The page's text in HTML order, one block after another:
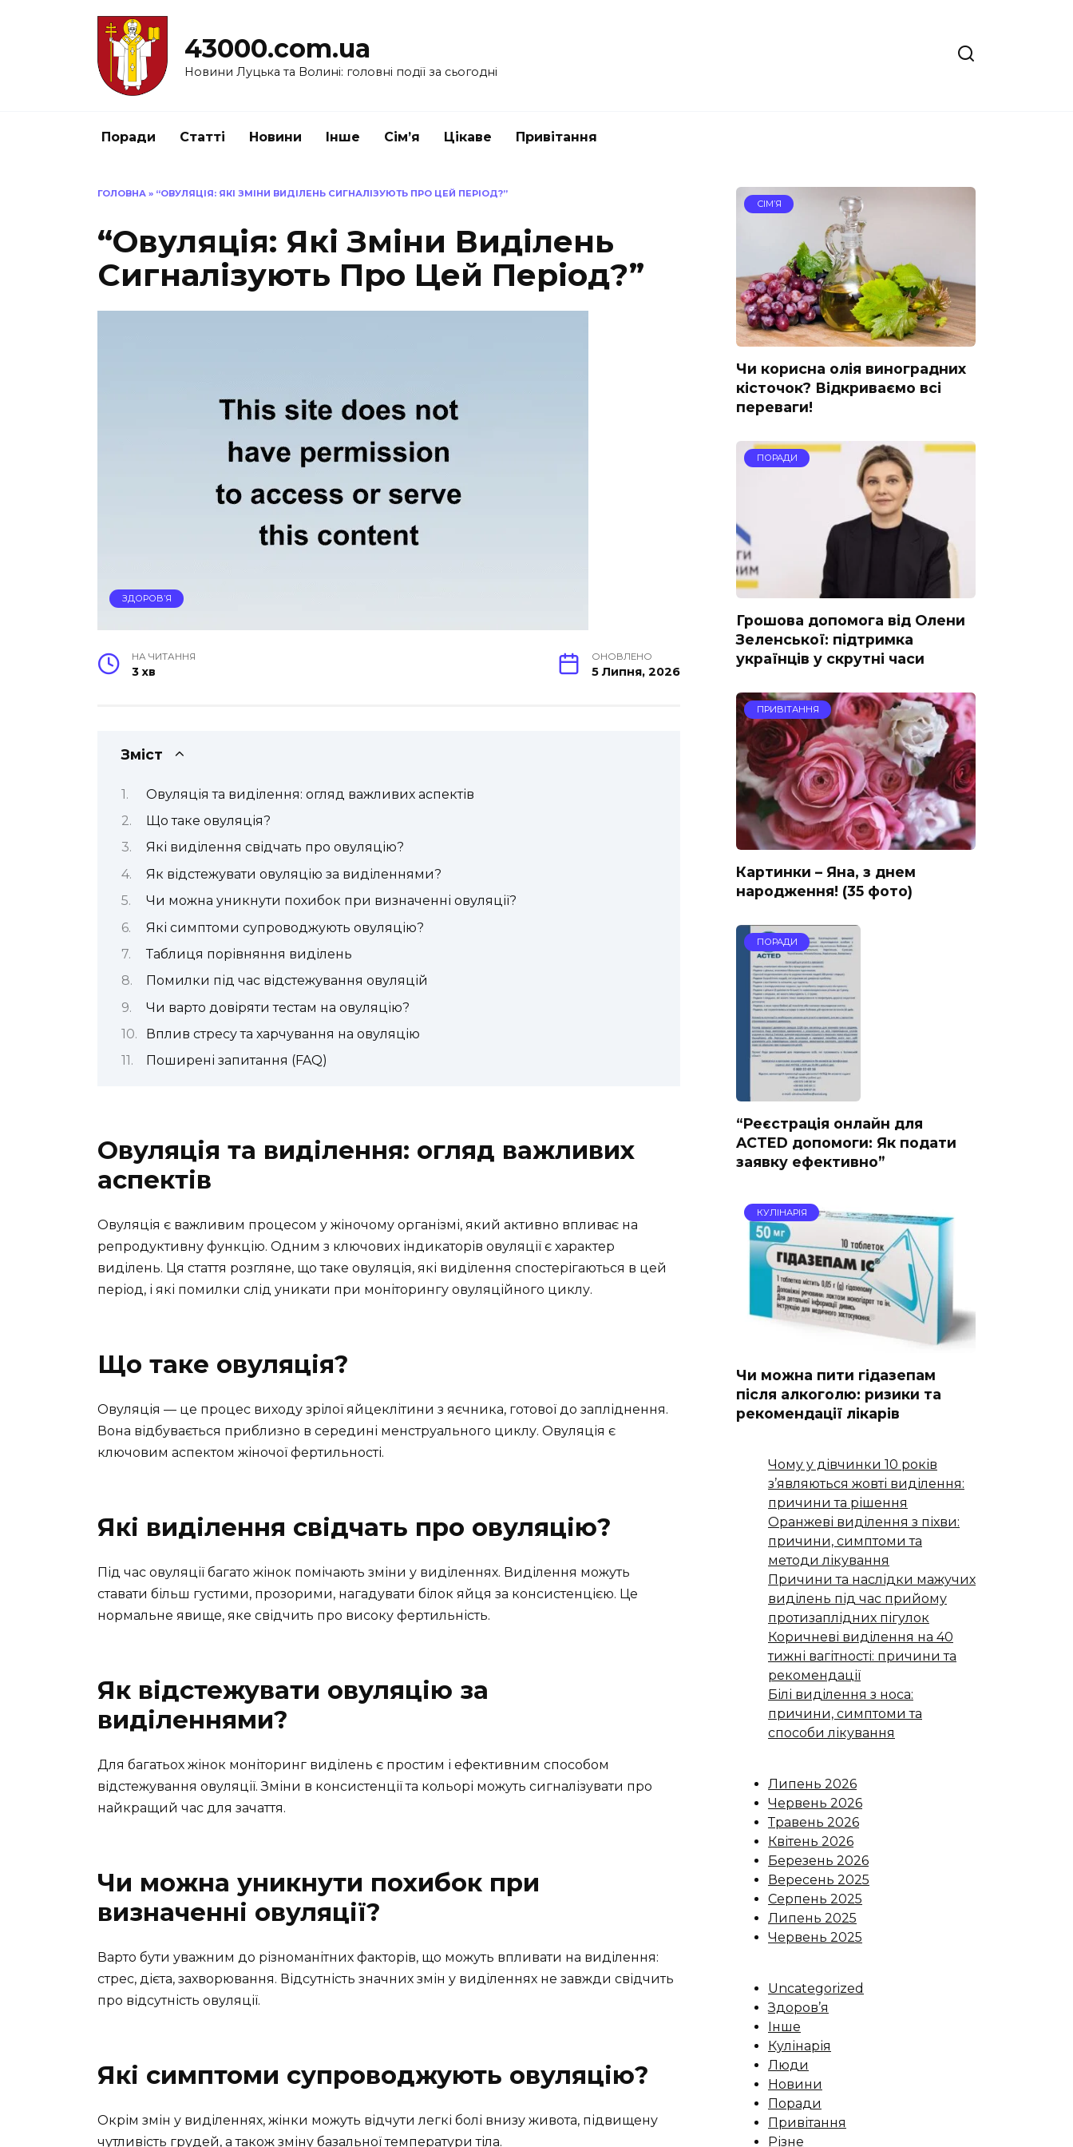
43000.com.ua
Новини Луцька та Волині: головні події за сьогодні
Поради Статті Новини Інше Сім’я Цікаве Привітання
ГОЛОВНА » “ОВУЛЯЦІЯ: ЯКІ ЗМІНИ ВИДІЛЕНЬ СИГНАЛІЗУЮТЬ ПРО ЦЕЙ ПЕРІОД?”
“Овуляція: Які Зміни Виділень
Сигналізують Про Цей Період?”
ЗДОРОВ’Я
НА ЧИТАННЯ
3 хв
ОНОВЛЕНО
5 Липня, 2026
Зміст
Овуляція та виділення: огляд важливих аспектів
Що таке овуляція?
Які виділення свідчать про овуляцію?
Як відстежувати овуляцію за виділеннями?
Чи можна уникнути похибок при визначенні овуляції?
Які симптоми супроводжують овуляцію?
Таблиця порівняння виділень
Помилки під час відстежування овуляцій
Чи варто довіряти тестам на овуляцію?
Вплив стресу та харчування на овуляцію
Поширені запитання (FAQ)
Овуляція та виділення: огляд важливих
аспектів
Овуляція є важливим процесом у жіночому організмі, який активно впливає на
репродуктивну функцію. Одним з ключових індикаторів овуляції є характер
виділень. Ця стаття розгляне, що таке овуляція, які виділення спостерігаються в цей
період, і які помилки слід уникати при моніторингу овуляційного циклу.
Що таке овуляція?
Овуляція — це процес виходу зрілої яйцеклітини з яєчника, готової до запліднення.
Вона відбувається приблизно в середині менструального циклу. Овуляція є
ключовим аспектом жіночої фертильності.
Які виділення свідчать про овуляцію?
Під час овуляції багато жінок помічають зміни у виділеннях. Виділення можуть
ставати більш густими, прозорими, нагадувати білок яйця за консистенцією. Це
нормальне явище, яке свідчить про високу фертильність.
Як відстежувати овуляцію за
виділеннями?
Для багатьох жінок моніторинг виділень є простим і ефективним способом
відстежування овуляції. Зміни в консистенції та кольорі можуть сигналізувати про
найкращий час для зачаття.
Чи можна уникнути похибок при
визначенні овуляції?
Варто бути уважним до різноманітних факторів, що можуть впливати на виділення:
стрес, дієта, захворювання. Відсутність значних змін у виділеннях не завжди свідчить
про відсутність овуляції.
Які симптоми супроводжують овуляцію?
Окрім змін у виділеннях, жінки можуть відчути легкі болі внизу живота, підвищену
чутливість грудей, а також зміну базальної температури тіла.
СІМ’Я
Чи корисна олія виноградних
кісточок? Відкриваємо всі
переваги!
ПОРАДИ
Грошова допомога від Олени
Зеленської: підтримка
українців у скрутні часи
ПРИВІТАННЯ
Картинки – Яна, з днем
народження! (35 фото)
ПОРАДИ
“Реєстрація онлайн для
ACTED допомоги: Як подати
заявку ефективно”
КУЛІНАРІЯ
Чи можна пити гідазепам
після алкоголю: ризики та
рекомендації лікарів
Чому у дівчинки 10 років
з’являються жовті виділення:
причини та рішення
Оранжеві виділення з піхви:
причини, симптоми та
методи лікування
Причини та наслідки мажучих
виділень під час прийому
протизаплідних пігулок
Коричневі виділення на 40
тижні вагітності: причини та
рекомендації
Білі виділення з носа:
причини, симптоми та
способи лікування
Липень 2026
Червень 2026
Травень 2026
Квітень 2026
Березень 2026
Вересень 2025
Серпень 2025
Липень 2025
Червень 2025
Uncategorized
Здоров’я
Інше
Кулінарія
Люди
Новини
Поради
Привітання
Різне